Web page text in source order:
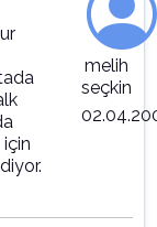
melih
seçkin